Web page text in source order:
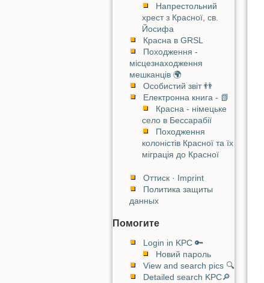
Напрестольний
хрест з Красної, св.
Йосифа
Красна в GRSL
Походження -
місцезнаходження
мешканців 🌍
Особистий звіт 👬
Електронна книга - 📗
Красна - німецьке
село в Бессарабії
Походження
колоністів Красної та їх
міграція до Красної
Оттиск · Imprint
Политика защиты
данных
Помогите
Login in KPC 🔑
Новий пароль
View and search pics 🔍
Detailed search KPC🔎